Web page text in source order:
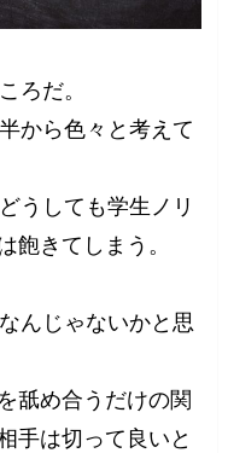
ろだ。
から色々と考えて
うしても学生ノリ
飽きてしまう。
んじゃないかと思
舐め合うだけの関
手は切って良いと